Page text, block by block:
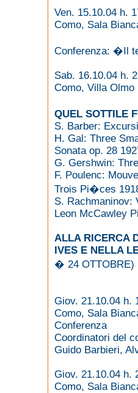
Ven. 15.10.04 h.
Como, Sala
Conferenza: �Il
Sab. 16.10.04 h.
Como, Villa Olmo
QUEL SOTTILE
S. Barber:
H. Gal: Three
Sonata op. 28
G. Gershwin:
F. Poulenc:
Trois Pi�ces
S. Rachmaninov:
Leon McCawley
ALLA RICERCA
IVES E NELLA
� 24 OTTOBRE)
Giov. 21.10.04 h.
Como, Sala
Conferenza
Coordinatori del
Guido Barbieri,
Giov. 21.10.04 h.
Como, Sala